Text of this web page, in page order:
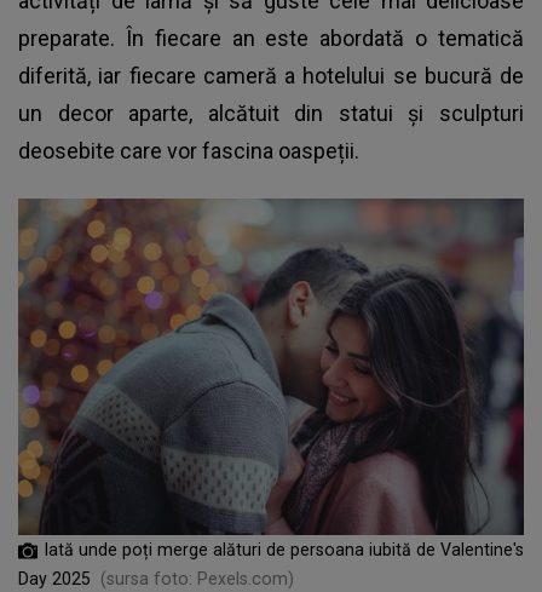
preparate. În fiecare an este abordată o tematică
diferită, iar fiecare cameră a hotelului se bucură de
un decor aparte, alcătuit din statui și sculpturi
deosebite care vor fascina oaspeții.
Iată unde poți merge alături de persoana iubită de Valentine's
Day 2025
(sursa foto: Pexels.com)